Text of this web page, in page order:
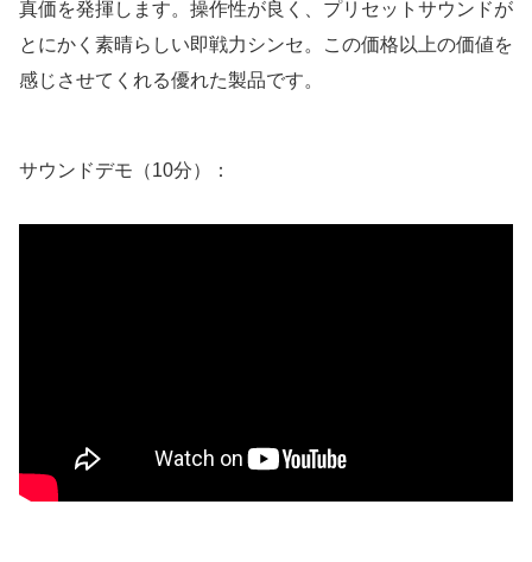
真価を発揮します。操作性が良く、プリセットサウンドが
とにかく素晴らしい即戦力シンセ。この価格以上の価値を
感じさせてくれる優れた製品です。
サウンドデモ（10分）：